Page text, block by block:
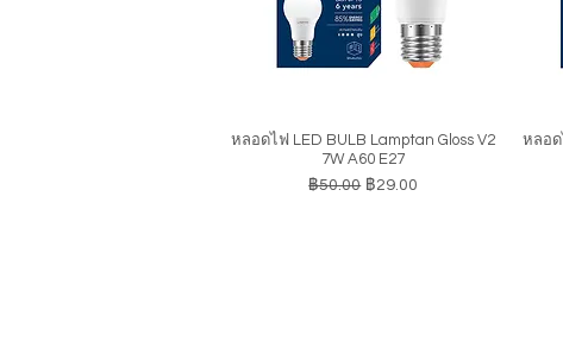
ดูข้อมูลด่วน
หลอดไฟ LED BULB Lamptan Gloss V2
7W A60 E27
ราคาปกติ
฿50.00 ราคาขายลด
฿29.00
หลอด